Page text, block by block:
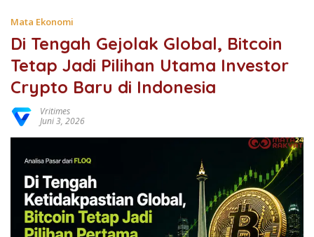
Mata Ekonomi
Di Tengah Gejolak Global, Bitcoin
Tetap Jadi Pilihan Utama Investor
Crypto Baru di Indonesia
Vritimes
Juni 3, 2026